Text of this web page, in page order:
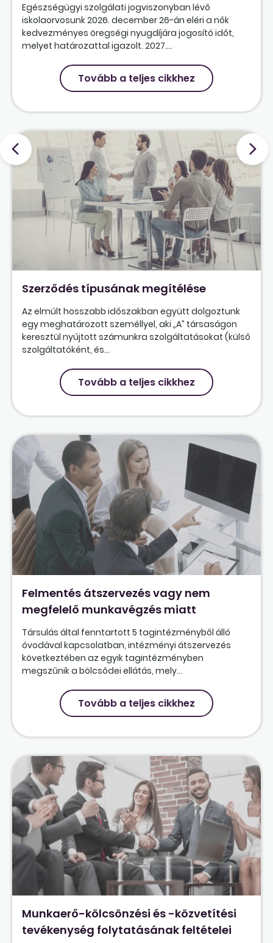
Egészségügyi szolgálati jogviszonyban lévő
iskolaorvosunk 2026. december 26-án eléri a nők
kedvezményes öregségi nyugdíjára jogosító időt,
melyet határozattal igazolt. 2027....
Tovább a teljes cikkhez
Szerződés típusának megítélése
Az elmúlt hosszabb időszakban együtt dolgoztunk
egy meghatározott személlyel, aki „A” társaságon
keresztül nyújtott számunkra szolgáltatásokat (külső
szolgáltatóként, és...
Tovább a teljes cikkhez
Felmentés átszervezés vagy nem
megfelelő munkavégzés miatt
Társulás által fenntartott 5 tagintézményből álló
óvodával kapcsolatban, intézményi átszervezés
következtében az egyik tagintézményben
megszűnik a bölcsődei ellátás, mely...
Tovább a teljes cikkhez
Munkaerő-kölcsönzési és -közvetítési
tevékenység folytatásának feltételei